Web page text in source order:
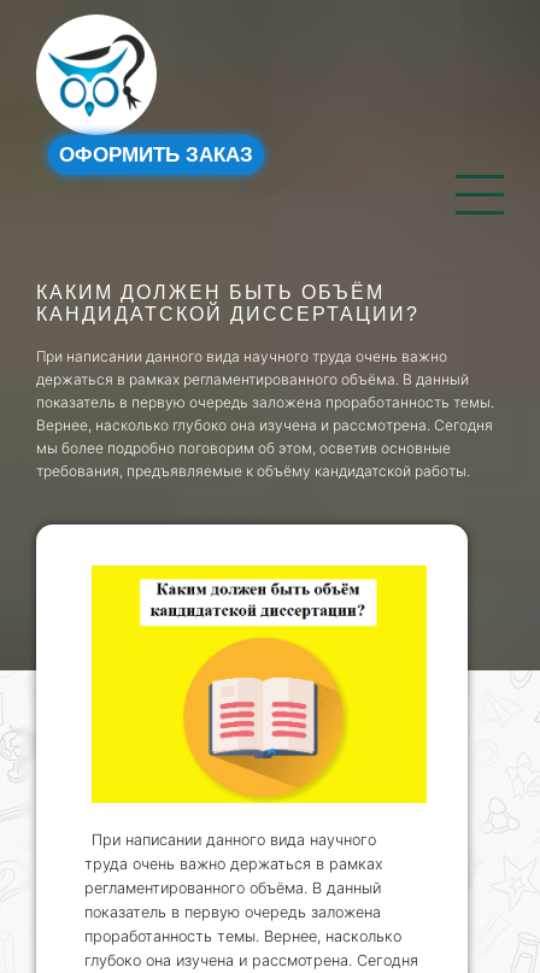
ОФОРМИТЬ ЗАКАЗ
КАКИМ ДОЛЖЕН БЫТЬ ОБЪЁМ
КАНДИДАТСКОЙ ДИССЕРТАЦИИ?
При написании данного вида научного труда очень важно
держаться в рамках регламентированного объёма. В данный
показатель в первую очередь заложена проработанность темы.
Вернее, насколько глубоко она изучена и рассмотрена. Сегодня
мы более подробно поговорим об этом, осветив основные
требования, предъявляемые к объёму кандидатской работы.
При написании данного вида научного
труда очень важно держаться в рамках
регламентированного объёма. В данный
показатель в первую очередь заложена
проработанность темы. Вернее, насколько
глубоко она изучена и рассмотрена. Сегодня